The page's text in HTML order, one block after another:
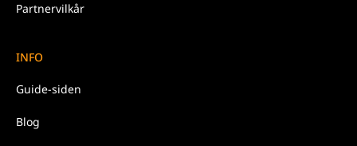
Partnervilkår
INFO
Guide-siden
Blog